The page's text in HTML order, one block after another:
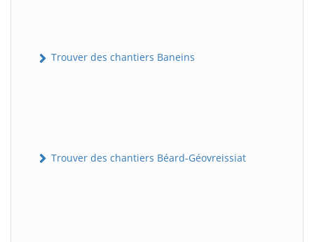
Trouver des chantiers Baneins
Trouver des chantiers Béard-Géovreissiat